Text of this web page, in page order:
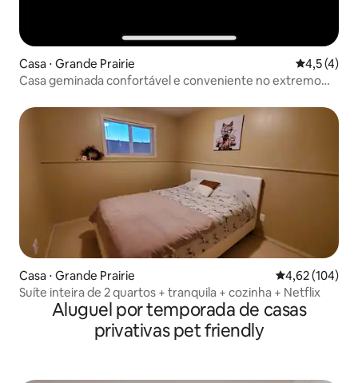
Casa ⋅ Grande Prairie 4,5 de
4,5 (4)
Casa geminada confortável e conveniente no extremo
Casa ⋅ Grande Prairie 4,62 de uma
4,62 (104)
Suíte inteira de 2 quartos + tranquila + cozinha + Netflix
Aluguel por temporada de casas
privativas pet friendly